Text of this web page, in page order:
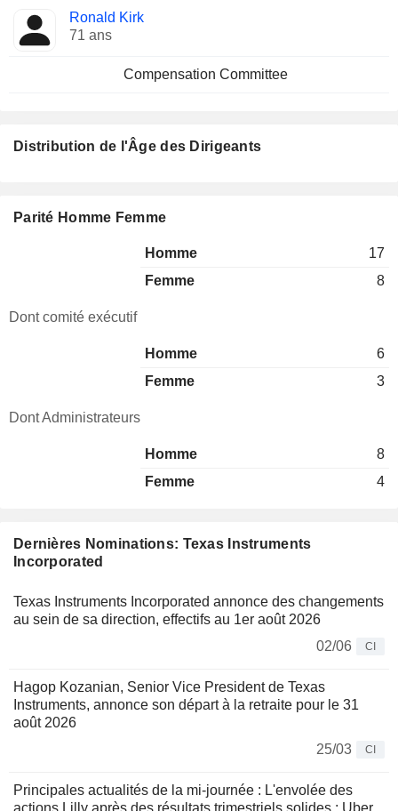
Ronald Kirk
71 ans
Compensation Committee
Dernières Nominations: Texas Instruments
Incorporated
Texas Instruments Incorporated annonce des changements
au sein de sa direction, effectifs au 1er août 2026
02/06
CI
Hagop Kozanian, Senior Vice President de Texas
Instruments, annonce son départ à la retraite pour le 31
août 2026
25/03
CI
Principales actualités de la mi-journée : L'envolée des
actions Lilly après des résultats trimestriels solides ; Uber
Distribution de l'Âge des Dirigeants
Parité Homme Femme
Homme
17
Femme
8
Dont comité exécutif
Homme
6
Femme
3
Dont Administrateurs
Homme
8
Femme
4